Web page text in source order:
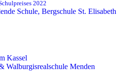
2022
Schule, Bergschule St. Elisabeth
Kassel
Walburgisrealschule Menden